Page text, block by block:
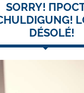
SORRY!
DÉSOLÉ!